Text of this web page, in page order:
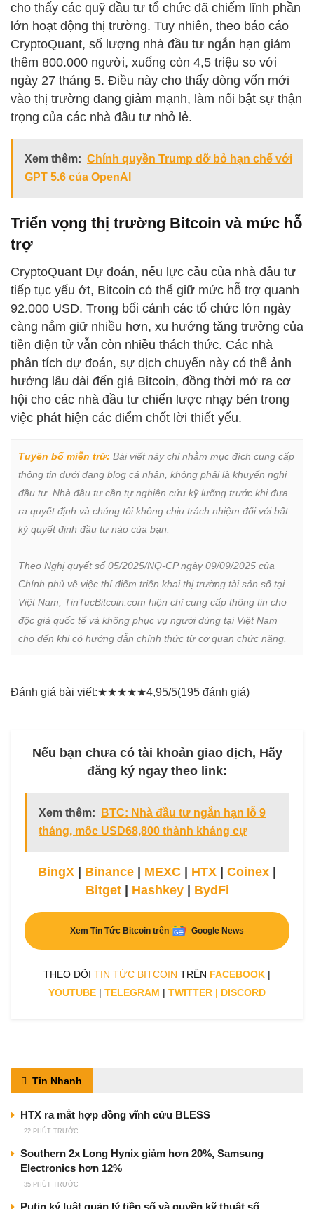
cho thấy các quỹ đầu tư tổ chức đã chiếm lĩnh phần
lớn hoạt động thị trường. Tuy nhiên, theo báo cáo
CryptoQuant, số lượng nhà đầu tư ngắn hạn giảm
thêm 800.000 người, xuống còn 4,5 triệu so với
ngày 27 tháng 5. Điều này cho thấy dòng vốn mới
vào thị trường đang giảm mạnh, làm nổi bật sự thận
trọng của các nhà đầu tư nhỏ lẻ.
Xem thêm: Chính quyền Trump dỡ bỏ hạn chế với
GPT 5.6 của OpenAI
Triển vọng thị trường Bitcoin và mức hỗ
trợ
CryptoQuant Dự đoán, nếu lực cầu của nhà đầu tư
tiếp tục yếu ớt, Bitcoin có thể giữ mức hỗ trợ quanh
92.000 USD. Trong bối cảnh các tổ chức lớn ngày
càng nắm giữ nhiều hơn, xu hướng tăng trưởng của
tiền điện tử vẫn còn nhiều thách thức. Các nhà
phân tích dự đoán, sự dịch chuyển này có thể ảnh
hưởng lâu dài đến giá Bitcoin, đồng thời mở ra cơ
hội cho các nhà đầu tư chiến lược nhạy bén trong
việc phát hiện các điểm chốt lời thiết yếu.
Tuyên bố miễn trừ: Bài viết này chỉ nhằm mục đích cung cấp
thông tin dưới dạng blog cá nhân, không phải là khuyến nghị
đầu tư. Nhà đầu tư cần tự nghiên cứu kỹ lưỡng trước khi đưa
ra quyết định và chúng tôi không chịu trách nhiệm đối với bất
kỳ quyết định đầu tư nào của bạn.
Theo Nghị quyết số 05/2025/NQ-CP ngày 09/09/2025 của
Chính phủ về việc thí điểm triển khai thị trường tài sản số tại
Việt Nam, TinTucBitcoin.com hiện chỉ cung cấp thông tin cho
độc giả quốc tế và không phục vụ người dùng tại Việt Nam
cho đến khi có hướng dẫn chính thức từ cơ quan chức năng.
Đánh giá bài viết:★★★★★4,95/5(195 đánh giá)
Nếu bạn chưa có tài khoản giao dịch, Hãy
đăng ký ngay theo link:
Xem thêm:
BTC: Nhà đầu tư ngắn hạn lỗ 9
tháng, mốc USD68,800 thành kháng cự
BingX | Binance | MEXC | HTX | Coinex |
Bitget| Hashkey| BydFi
Xem Tin Tức Bitcoin trên Google News
THEO DÕI TIN TỨC BITCOIN TRÊN FACEBOOK |
YOUTUBE | TELEGRAM | TWITTER | DISCORD
Tin Nhanh
HTX ra mắt hợp đồng vĩnh cửu BLESS
22 PHÚT TRƯỚC
Southern 2x Long Hynix giảm hơn 20%, Samsung
Electronics hơn 12%
35 PHÚT TRƯỚC
Putin ký luật quản lý tiền số và quyền kỹ thuật số